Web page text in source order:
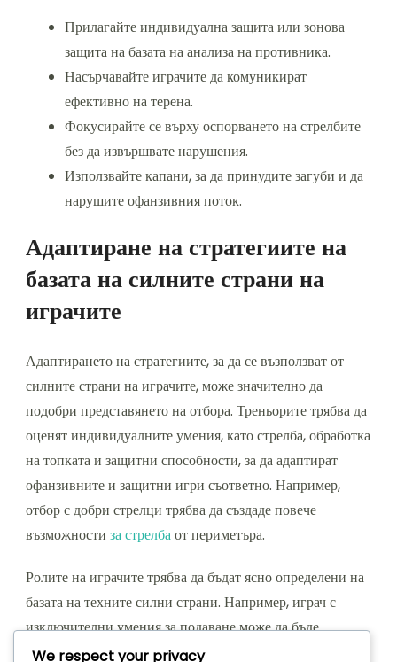
Прилагайте индивидуална защита или зонова
защита на базата на анализа на противника.
Насърчавайте играчите да комуникират
ефективно на терена.
Фокусирайте се върху оспорването на стрелбите
без да извършвате нарушения.
Използвайте капани, за да принудите загуби и да
нарушите офанзивния поток.
Адаптиране на стратегиите на
базата на силните страни на
играчите
Адаптирането на стратегиите, за да се възползват от
силните страни на играчите, може значително да
подобри представянето на отбора. Треньорите трябва да
оценят индивидуалните умения, като стрелба, обработка
на топката и защитни способности, за да адаптират
офанзивните и защитни игри съответно. Например,
отбор с добри стрелци трябва да създаде повече
възможности за стрелбаот периметъра.
Ролите на играчите трябва да бъдат ясно определени на
базата на техните силни страни. Например, играч с
изключителни умения за подаване може да бъде
използван като основен организатор
We respect your privacy